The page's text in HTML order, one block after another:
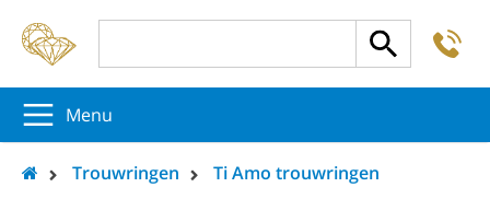
Menu
Trouwringen Ti Amo trouwringen